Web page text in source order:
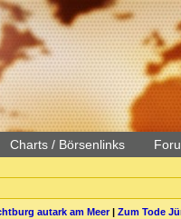
Charts / Börsenlinks
autark am Meer| Zum Tode